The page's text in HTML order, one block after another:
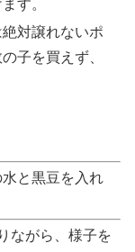
す。
対譲れないポ
子を買えず、
と黒豆を入れ
ながら、様子を